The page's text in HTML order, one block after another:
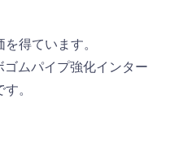
得ています。
ムパイプ強化インター
。